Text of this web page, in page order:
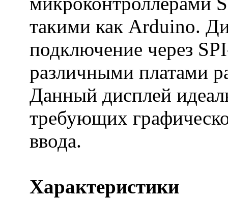
такими как Arduino.
подключение через
различными платами
Данный дисплей
требующих
ввода.
Характеристики